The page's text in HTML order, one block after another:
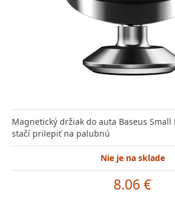
Magnetický držiak do auta Baseus Small
stačí prilepiť na palubnú
Nie je na sklade
8.06 €